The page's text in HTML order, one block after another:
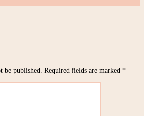
be published. Required fields are marked *